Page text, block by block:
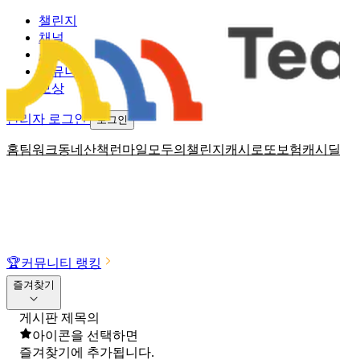
홈팀워크동네산책 런마일 모두의챌린지 캐시로또 보험캐시딜
챌린지
채널
소식
커뮤니티
보상
관리자 로그인 로그인
🏆커뮤니티 랭킹
즐겨찾기
게시판 제목의
아이콘을 선택하면
즐겨찾기에 추가됩니다.